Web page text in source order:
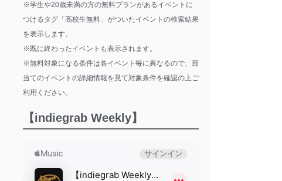
※学生や20歳未満の方の無料プランがあるイベントに
つけるタグ「高校生無料」がついたイベントの検索結果
を表示します。
※既に終わったイベントも表示されます。
※無料対象になる条件は各イベント毎に異なるので、目
当てのイベントの詳細情報を見て対象条件を確認の上ご
利用ください。
【indiegrab Weekly】